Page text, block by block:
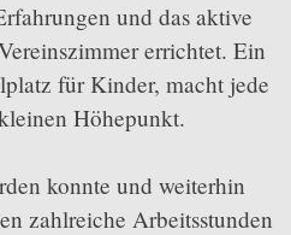
und das aktive
errichtet. Ein
für Kinder, macht jede
Höhepunkt.
konnte und weiterhin
zahlreiche Arbeitsstunden